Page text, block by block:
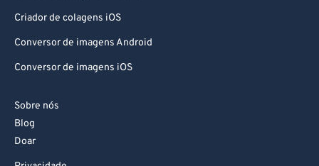
Criador de colagens iOS
Conversor de imagens Android
Conversor de imagens iOS
Sobre nós
Blog
Doar